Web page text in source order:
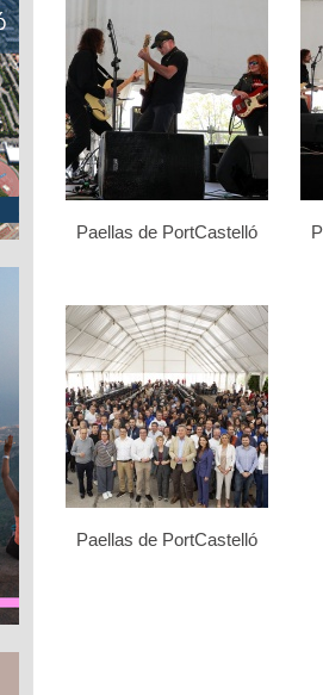
Paellas de PortCastelló
Paellas de PortCastelló